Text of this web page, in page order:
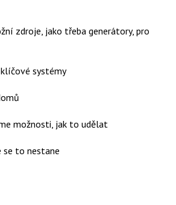
zdroje, jako třeba generátory, pro
systémy
možnosti, jak to udělat
se to nestane